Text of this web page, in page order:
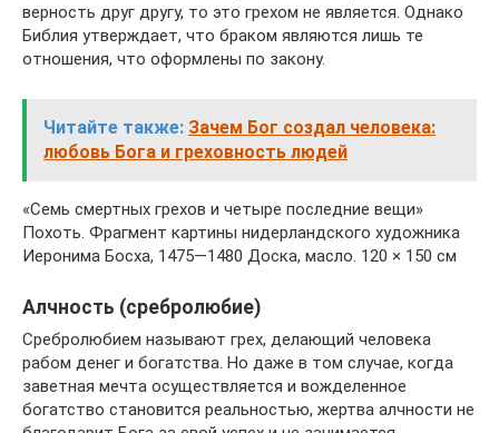
верность друг другу, то это грехом не является. Однако
Библия утверждает, что браком являются лишь те
отношения, что оформлены по закону.
Читайте также: Зачем Бог создал человека:
любовь Бога и греховность людей
«Семь смертных грехов и четыре последние вещи»
Похоть. Фрагмент картины нидерландского художника
Иеронима Босха, 1475—1480 Доска, масло. 120 × 150 см
Алчность (сребролюбие)
Сребролюбием называют грех, делающий человека
рабом денег и богатства. Но даже в том случае, когда
заветная мечта осуществляется и вожделенное
богатство становится реальностью, жертва алчности не